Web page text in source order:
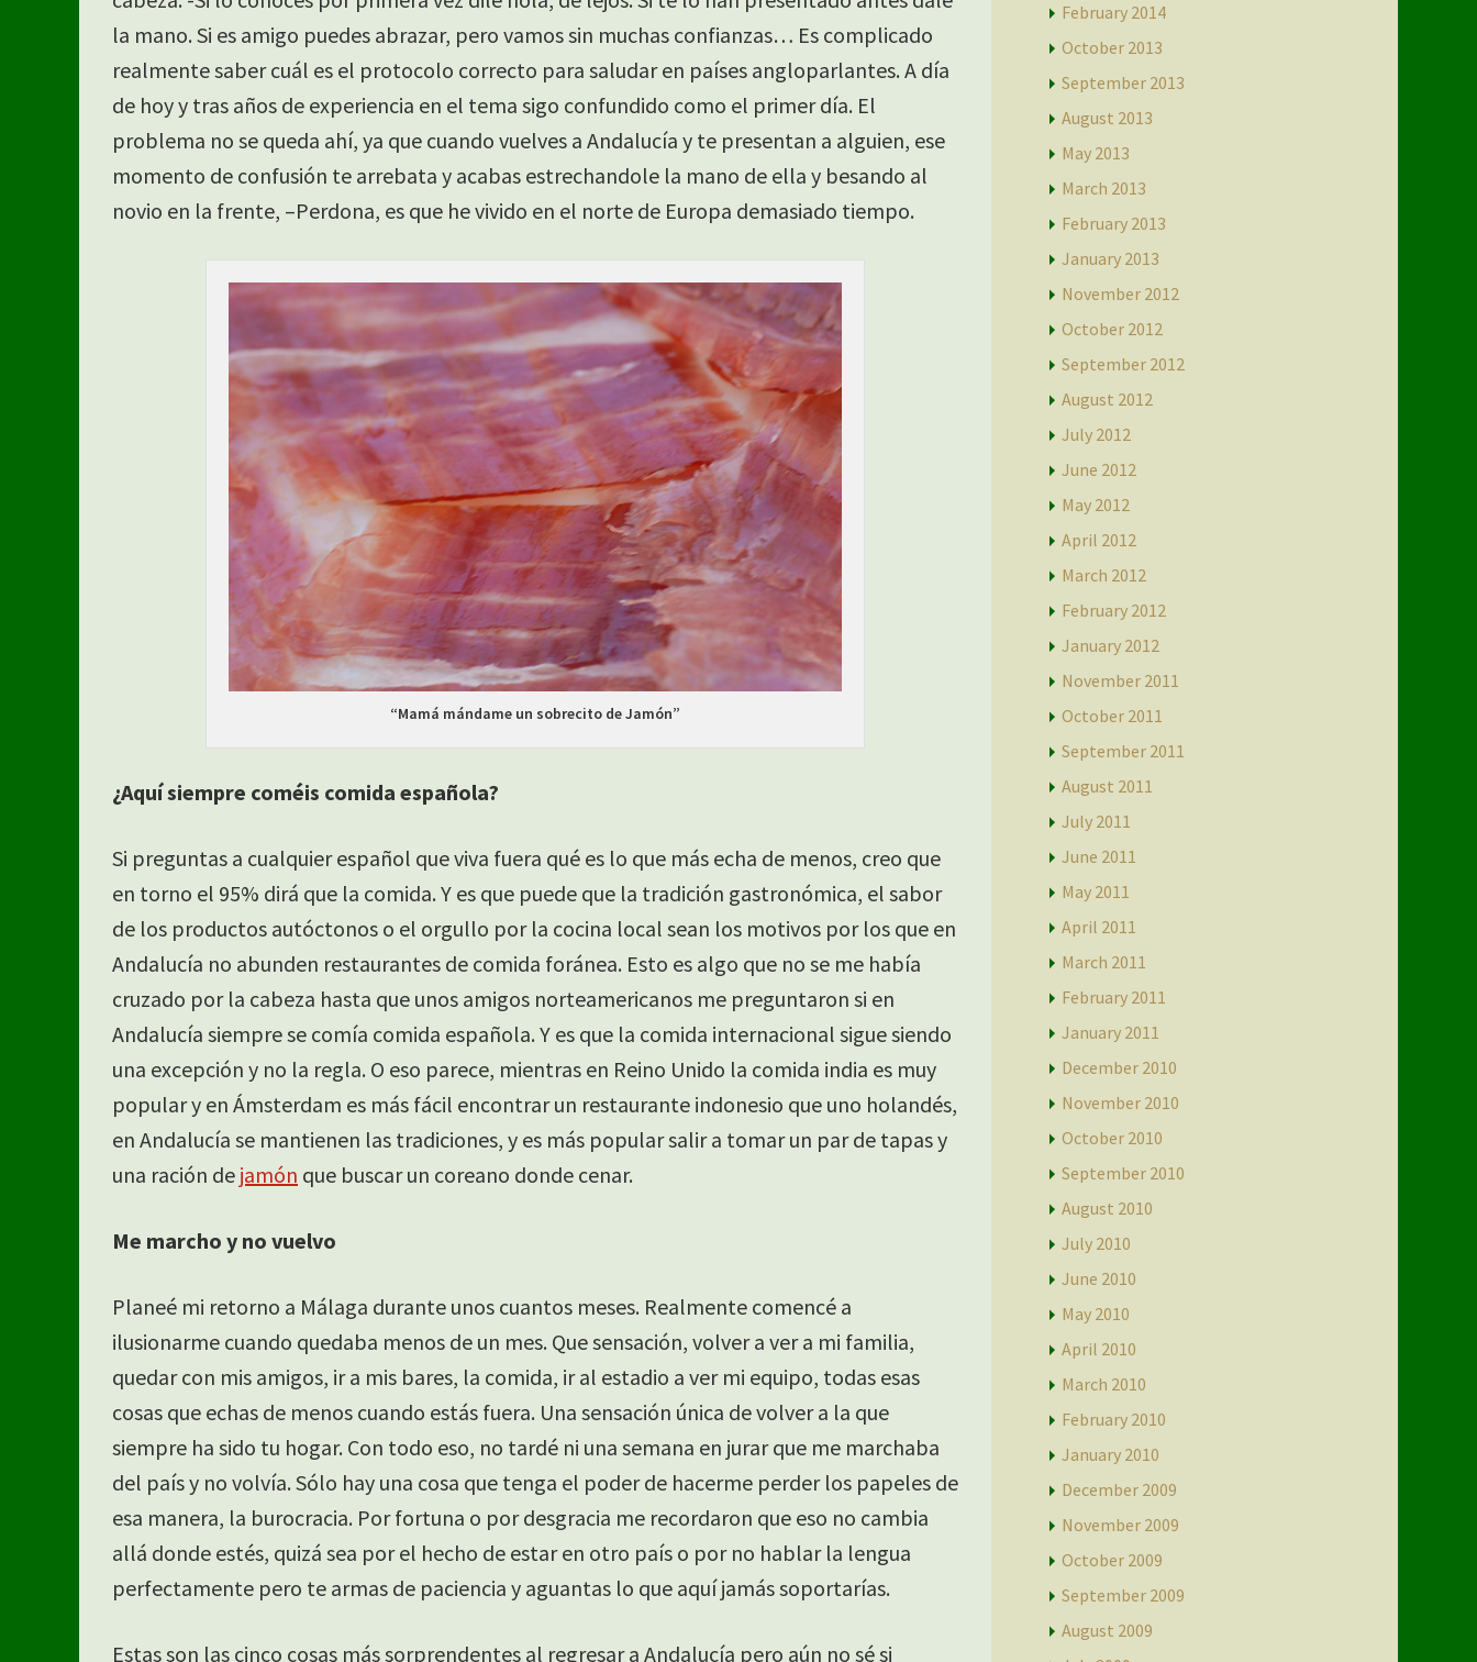
la mano. Si es amigo puedes abrazar, pero vamos sin muchas confianzas… Es complicado
realmente saber cuál es el protocolo correcto para saludar en países angloparlantes. A día
de hoy y tras años de experiencia en el tema sigo confundido como el primer día. El
problema no se queda ahí, ya que cuando vuelves a Andalucía y te presentan a alguien, ese
momento de confusión te arrebata y acabas estrechandole la mano de ella y besando al
novio en la frente, –Perdona, es que he vivido en el norte de Europa demasiado tiempo.
“Mamá mándame un sobrecito de Jamón”
¿Aquí siempre coméis comida española?
Si preguntas a cualquier español que viva fuera qué es lo que más echa de menos, creo que
en torno el 95% dirá que la comida. Y es que puede que la tradición gastronómica, el sabor
de los productos autóctonos o el orgullo por la cocina local sean los motivos por los que en
Andalucía no abunden restaurantes de comida foránea. Esto es algo que no se me había
cruzado por la cabeza hasta que unos amigos norteamericanos me preguntaron si en
Andalucía siempre se comía comida española. Y es que la comida internacional sigue siendo
una excepción y no la regla. O eso parece, mientras en Reino Unido la comida india es muy
popular y en Ámsterdam es más fácil encontrar un restaurante indonesio que uno holandés,
en Andalucía se mantienen las tradiciones, y es más popular salir a tomar un par de tapas y
una ración de jamón que buscar un coreano donde cenar.
Me marcho y no vuelvo
Planeé mi retorno a Málaga durante unos cuantos meses. Realmente comencé a
ilusionarme cuando quedaba menos de un mes. Que sensación, volver a ver a mi familia,
quedar con mis amigos, ir a mis bares, la comida, ir al estadio a ver mi equipo, todas esas
cosas que echas de menos cuando estás fuera. Una sensación única de volver a la que
siempre ha sido tu hogar. Con todo eso, no tardé ni una semana en jurar que me marchaba
del país y no volvía. Sólo hay una cosa que tenga el poder de hacerme perder los papeles de
esa manera, la burocracia. Por fortuna o por desgracia me recordaron que eso no cambia
allá donde estés, quizá sea por el hecho de estar en otro país o por no hablar la lengua
perfectamente pero te armas de paciencia y aguantas lo que aquí jamás soportarías.
Estas son las cinco cosas más sorprendentes al regresar a Andalucía pero aún no sé si
February 2014
October 2013
September 2013
August 2013
May 2013
March 2013
February 2013
January 2013
November 2012
October 2012
September 2012
August 2012
July 2012
June 2012
May 2012
April 2012
March 2012
February 2012
January 2012
November 2011
October 2011
September 2011
August 2011
July 2011
June 2011
May 2011
April 2011
March 2011
February 2011
January 2011
December 2010
November 2010
October 2010
September 2010
August 2010
July 2010
June 2010
May 2010
April 2010
March 2010
February 2010
January 2010
December 2009
November 2009
October 2009
September 2009
August 2009